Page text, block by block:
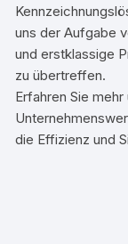
uns der Aufgabe
und erstklassige
zu übertreffen.
Erfahren Sie
die Effizienz und